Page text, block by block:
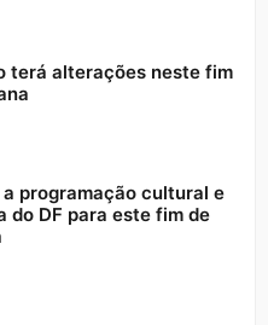
terá alterações neste fim
programação cultural e
do DF para este fim de